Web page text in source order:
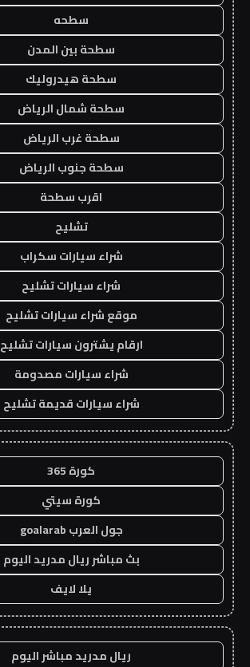
سطحه
سطحة بين المدن
سطحة هيدروليك
سطحة شمال الرياض
سطحة غرب الرياض
سطحة جنوب الرياض
اقرب سطحة
تشليح
شراء سيارات سكراب
شراء سيارات تشليح
موقع شراء سيارات تشليح
ارقام يشترون سيارات تشليح
شراء سيارات مصدومة
شراء سيارات قديمة تشليح
كورة 365
كورة سيتي
جول العرب goalarab
بث مباشر ريال مدريد اليوم
يلا لايف
ريال مدريد مباشر اليوم